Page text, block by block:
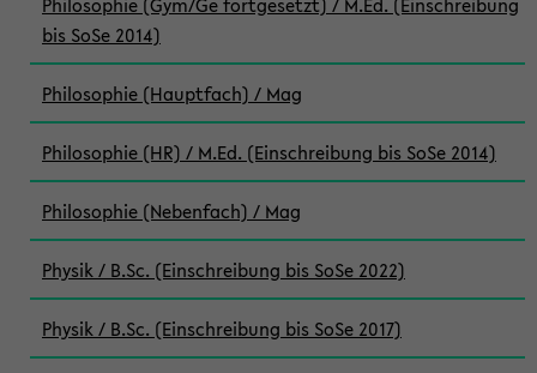
bis SoSe 2014)
Philosophie (Hauptfach) / Mag
Philosophie (HR) / M.Ed. (Einschreibung bis SoSe 2014)
Philosophie (Nebenfach) / Mag
Physik / B.Sc. (Einschreibung bis SoSe 2022)
Physik / B.Sc. (Einschreibung bis SoSe 2017)